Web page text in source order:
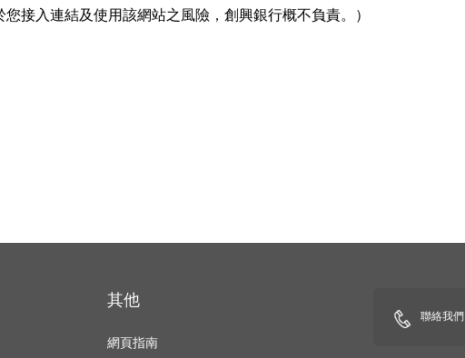
接入連結及使用該網站之風險，創興銀行概不負責。）
其他
網頁指南
聯絡我們